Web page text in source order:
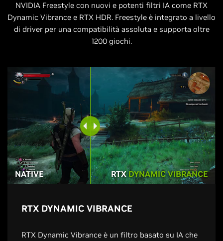
NVIDIA Freestyle con nuovi e potenti filtri IA come RTX
Dynamic Vibrance e RTX HDR. Freestyle è integrato a livello
di driver per una compatibilità assoluta e supporta oltre
1200 giochi.
NATIVE RTXDYNAMIC VIBRANCE
RTX DYNAMIC VIBRANCE
RTX Dynamic Vibrance è un filtro basato su IA che